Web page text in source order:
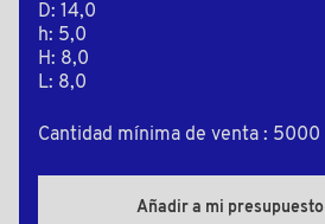
D: 14,0
h: 5,0
H: 8,0
L: 8,0
Cantidad mínima de venta : 5000
Añadir a mi presupuesto